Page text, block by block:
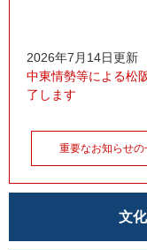
2026年7月14日更新
中東情勢等による松
了します
重要なお知らせの
文